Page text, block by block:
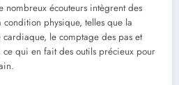
nombreux écouteurs intègrent des
physique, telles que la
le comptage des pas et
ce qui en fait des outils précieux pour